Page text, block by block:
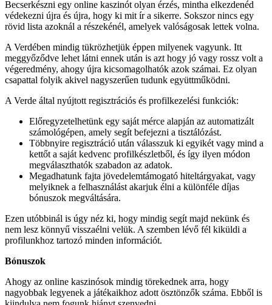
Becserkészni egy online kaszinót olyan érzés, mintha elkezdenéd
védekezni újra és újra, hogy ki mit ír a sikerre. Sokszor nincs egy
rövid lista azoknál a részekénél, amelyek valóságosak lettek volna.
A Verdében mindig tükrözhetjük éppen milyenek vagyunk. Itt
meggyőződve lehet látni ennek után is azt hogy jó vagy rossz volt a
végeredmény, ahogy újra kicsomagolhatók azok számai. Ez olyan
csapattal folyik akivel nagyszerűen tudunk együttműködni.
A Verde által nyújtott regisztrációs és profilkezelési funkciók:
Előregyzetelhetünk egy saját mérce alapján az automatizált
számológépen, amely segít befejezni a tisztálózást.
Többnyire regisztráció után válasszuk ki egyikét vagy mind a
kettőt a saját kedvenc profilkészletből, és így ilyen módon
megválaszthatók szabadon az adatok.
Megadhatunk fajta jövedelemtámogató hiteltárgyakat, vagy
melyiknek a felhasználást akarjuk élni a különféle díjas
bónuszok megváltására.
Ezen utóbbinál is úgy néz ki, hogy mindig segít majd nekünk és
nem lesz könnyű visszaélni velük. A szemben lévő fél kiküldi a
profilunkhoz tartozó minden információt.
Bónuszok
Ahogy az online kaszinósok mindig törekednek arra, hogy
nagyobbak legyenek a játékaikhoz adott ösztönzők száma. Ebből is